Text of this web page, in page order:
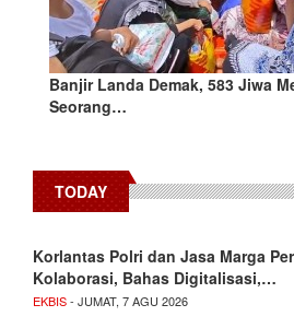
Banjir Landa Demak, 583 Jiwa
Seorang…
TODAY
Korlantas Polri dan Jasa Marga
Kolaborasi, Bahas Digitalisasi,…
EKBIS- JUMAT, 7 AGU 2026